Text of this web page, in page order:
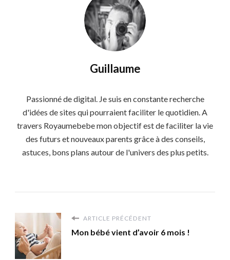
Guillaume
Passionné de digital. Je suis en constante recherche
d'idées de sites qui pourraient faciliter le quotidien. A
travers Royaumebebe mon objectif est de faciliter la vie
des futurs et nouveaux parents grâce à des conseils,
astuces, bons plans autour de l'univers des plus petits.
ARTICLE PRÉCÉDENT
Mon bébé vient d’avoir 6 mois !